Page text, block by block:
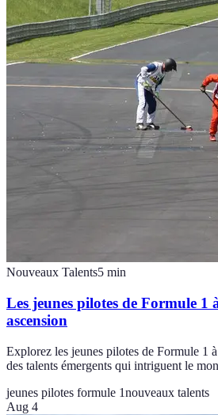
Nouveaux Talents5 min
Les jeunes pilotes de Formule 1
ascension
Explorez les jeunes pilotes de Formule 1
des talents émergents qui intriguent le
jeunes pilotes formule 1nouveaux talents
Aug 4